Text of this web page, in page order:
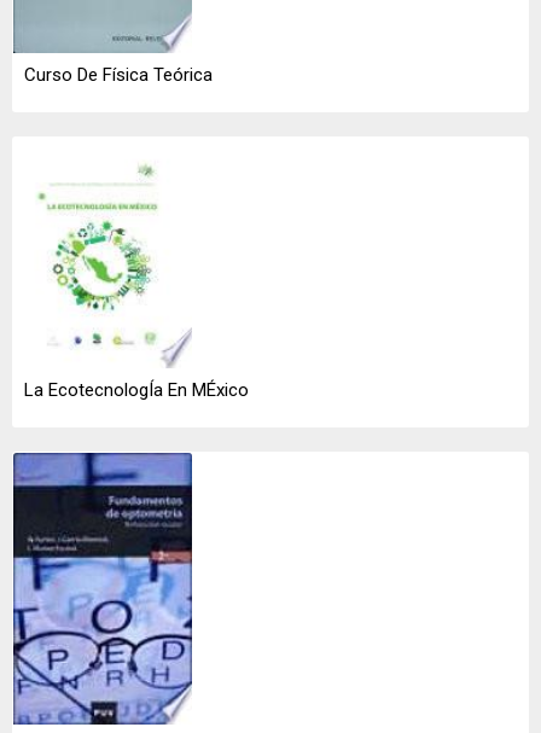
Curso De Física Teórica
La EcotecnologÍa En MÉxico